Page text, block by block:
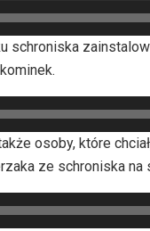
schroniska
osoby, które
ze schroniska na